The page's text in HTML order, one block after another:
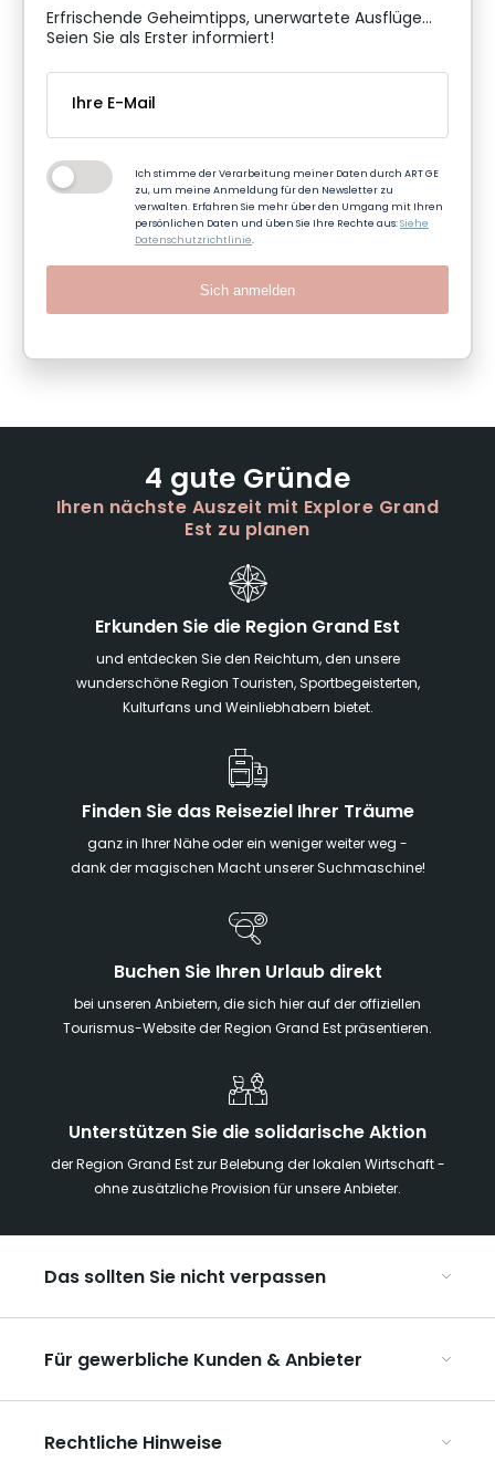
Erfrischende Geheimtipps, unerwartete Ausflüge...
Seien Sie als Erster informiert!
Ich stimme der Verarbeitung meiner Daten durch ART GE
zu, um meine Anmeldung für den Newsletter zu
verwalten. Erfahren Sie mehr über den Umgang mit Ihren
persönlichen Daten und üben Sie Ihre Rechte aus:Siehe
Datenschutzrichtlinie.
Sich anmelden
4 gute Gründe
Ihren nächste Auszeit mit Explore Grand
Est zu planen
Erkunden Sie die Region Grand Est
und entdecken Sie den Reichtum, den unsere
wunderschöne Region Touristen, Sportbegeisterten,
Kulturfans und Weinliebhabern bietet.
Finden Sie das Reiseziel Ihrer Träume
ganz in Ihrer Nähe oder ein weniger weiter weg -
dank der magischen Macht unserer Suchmaschine!
Buchen Sie Ihren Urlaub direkt
bei unseren Anbietern, die sich hier auf der offiziellen
Tourismus-Website der Region Grand Est präsentieren.
Unterstützen Sie die solidarische Aktion
der Region Grand Est zur Belebung der lokalen Wirtschaft -
ohne zusätzliche Provision für unsere Anbieter.
Das sollten Sie nicht verpassen
Die Weihnachtsmärkte im Grand Est
Ribeauvillé, zwischen Weinbergen und Bergen
Unsere UNESCO-Welterbestätten
Für gewerbliche Kunden & Anbieter
Organisieren Sie Ihre Gruppenreisen
Rechtliche Hinweise